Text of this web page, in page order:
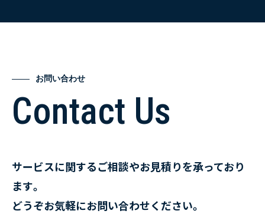
お問い合わせ
Contact Us
サービスに関するご相談やお見積りを承っており
ます。
どうぞお気軽にお問い合わせください。